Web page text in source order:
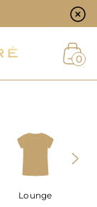
0
Lounge